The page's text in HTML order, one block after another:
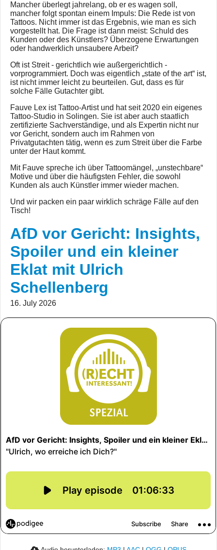
Mancher überlegt jahrelang, ob er es wagen soll,
mancher folgt spontan einem Impuls: Die Rede ist von
Tattoos. Nicht immer ist das Ergebnis, wie man es sich
vorgestellt hat. Die Frage ist dann meist: Schuld des
Kunden oder des Künstlers? Überzogene Erwartungen
oder handwerklich unsaubere Arbeit?
Oft ist Streit - gerichtlich wie außergerichtlich -
vorprogrammiert. Doch was eigentlich „state of the art“ ist,
ist nicht immer leicht zu beurteilen. Gut, dass es für
solche Fälle Gutachter gibt.
Fauve Lex ist Tattoo-Artist und hat seit 2020 ein eigenes
Tattoo-Studio in Solingen. Sie ist aber auch staatlich
zertifizierte Sachverständige, und als Expertin nicht nur
vor Gericht, sondern auch im Rahmen von
Privatgutachten tätig, wenn es zum Streit über die Farbe
unter der Haut kommt.
Mit Fauve spreche ich über Tattoomängel, „unstechbare“
Motive und über die häufigsten Fehler, die sowohl
Kunden als auch Künstler immer wieder machen.
Und wir packen ein paar wirklich schräge Fälle auf den
Tisch!
AfD vor Gericht: Insights,
Spoiler und ein kleiner
Eklat mit Ulrich
Schellenberg
16. July 2026